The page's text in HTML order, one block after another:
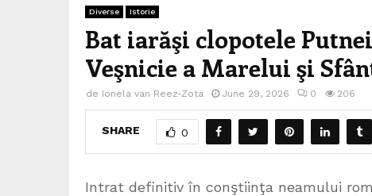
Diverse Istorie
Bat iarăşi clopotele
Veşnicie a Marelui şi
de Ionela van Reez-Zota June 29, 2026 0 206
SHARE 0
Intrat definitiv în conştiinţa neamului